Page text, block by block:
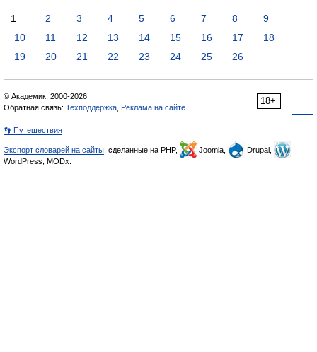
1 2 3 4 5 6 7 8
9
10
11 12 13 14 15 16 17
18
19
20 21 22 23 24 25 26
18+
© Академик, 2000-2026
Обратная связь: Техподдержка Реклама на сайте
👣 Путешествия
Экспорт словарей на сайты , сделанные на PHP, Joomla,
Drupal,
WordPress, MODx.